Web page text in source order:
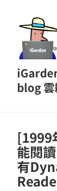
blog
[1999
能閱
有